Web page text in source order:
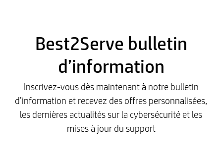
Best2Serve bulletin
d’information
Inscrivez-vous dès maintenant à notre bulletin
d’information et recevez des offres personnalisées,
les dernières actualités sur la cybersécurité et les
mises à jour du support